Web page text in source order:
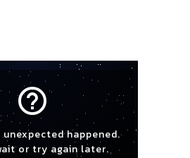
help_outline
happened.
or try again later.